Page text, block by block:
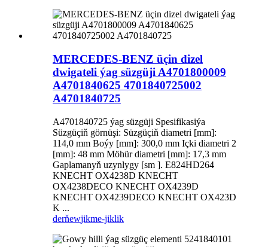
MERCEDES-BENZ üçin dizel
dwigateli ýag süzgüji A4701800009
A4701840625 4701840725002
A4701840725
A4701840725 ýag süzgüji Spesifikasiýa
Süzgüçiň görnüşi: Süzgüçiň diametri [mm]:
114,0 mm Boýy [mm]: 300,0 mm Içki diametri 2
[mm]: 48 mm Möhür diametri [mm]: 17,3 mm
Gaplamanyň uzynlygy [sm ]. E824HD264
KNECHT OX4238D KNECHT
OX4238DECO KNECHT OX4239D
KNECHT OX4239DECO KNECHT OX423D
K ...
derňewjikme-jiklik